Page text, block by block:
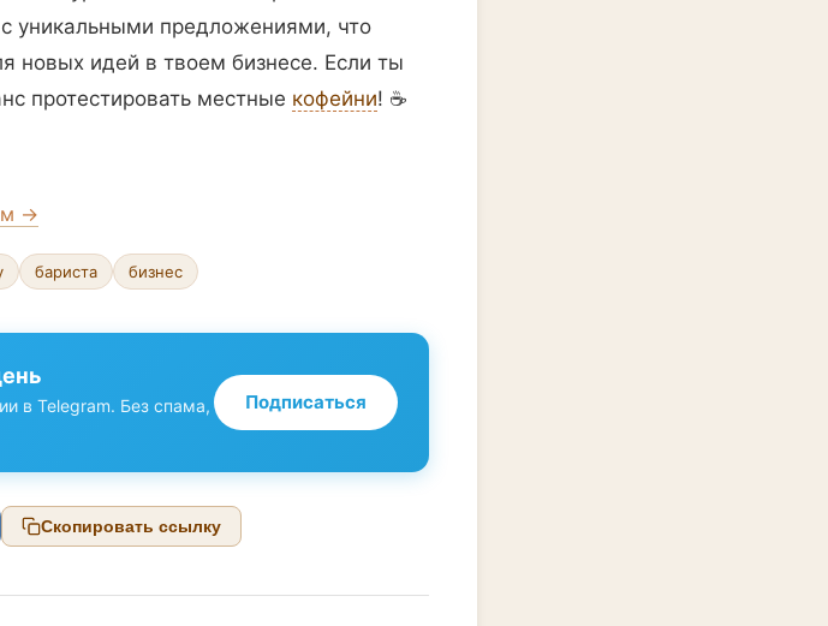
уникальными предложениями, что
новых идей в твоем бизнесе. Если ты
протестировать местные кофейни! ☕️
→
бариста бизнес
в Telegram. Без спама,
Подписаться
Скопировать ссылку